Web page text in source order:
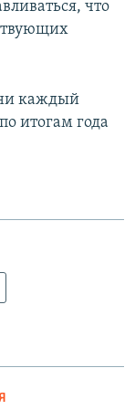
что
каждый
итогам года